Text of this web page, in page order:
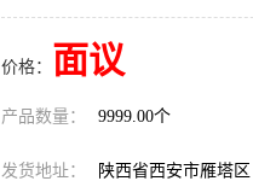
价格： 面议
产品数量： 9999.00个
发货地址： 陕西省西安市雁塔区